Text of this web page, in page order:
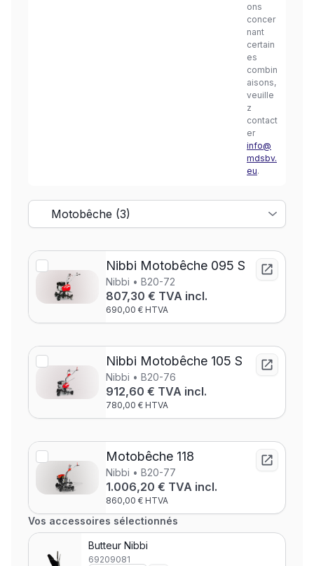
ons
concer
nant
certain
es
combin
aisons,
veuille
z
contact
er
info@
mdsbv.
eu.
Nibbi Motobêche 095 S
Nibbi • B20-72
807,30 € TVA incl.
690,00 € HTVA
Nibbi Motobêche 105 S
Nibbi • B20-76
912,60 € TVA incl.
780,00 € HTVA
Motobêche 118
Nibbi • B20-77
1.006,20 € TVA incl.
860,00 € HTVA
Vos accessoires sélectionnés
Butteur Nibbi
69209081